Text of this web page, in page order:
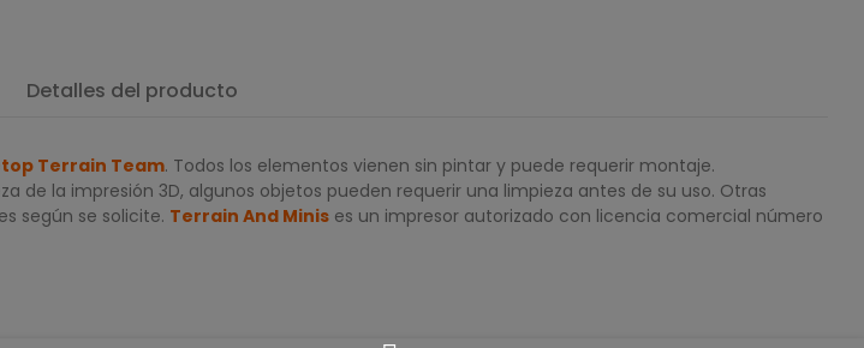
Detalles del producto
Terrain Team. Todos los elementos vienen sin pintar y puede requerir montaje.
la impresión 3D, algunos objetos pueden requerir una limpieza antes de su uso. Otras
según se solicite. Terrain And Minis es un impresor autorizado con licencia comercial número